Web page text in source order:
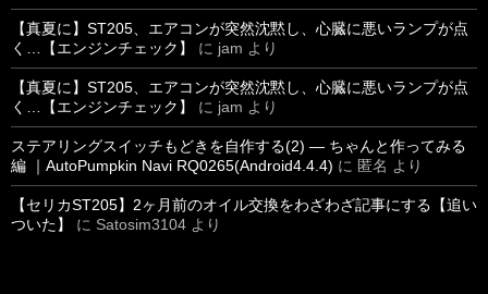
【真夏に】ST205、エアコンが突然沈黙し、心臓に悪いランプが点
く…【エンジンチェック】
に jam より
【真夏に】ST205、エアコンが突然沈黙し、心臓に悪いランプが点
く…【エンジンチェック】
に jam より
ステアリングスイッチもどきを自作する(2) ― ちゃんと作ってみる
編 ｜AutoPumpkin Navi RQ0265(Android4.4.4) に 匿名 より
【セリカST205】2ヶ月前のオイル交換をわざわざ記事にする【追い
ついた】
に Satosim3104 より